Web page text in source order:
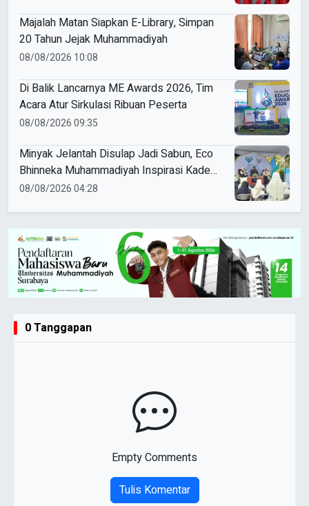
Majalah Matan Siapkan E-Library, Simpan
20 Tahun Jejak Muhammadiyah
08/08/2026 10:08
Di Balik Lancarnya ME Awards 2026, Tim
Acara Atur Sirkulasi Ribuan Peserta
08/08/2026 09:35
Minyak Jelantah Disulap Jadi Sabun, Eco
Bhinneka Muhammadiyah Inspirasi Kader
Nasyiatul Aisyiyah
08/08/2026 04:28
0 Tanggapan
Empty Comments
Tulis Komentar